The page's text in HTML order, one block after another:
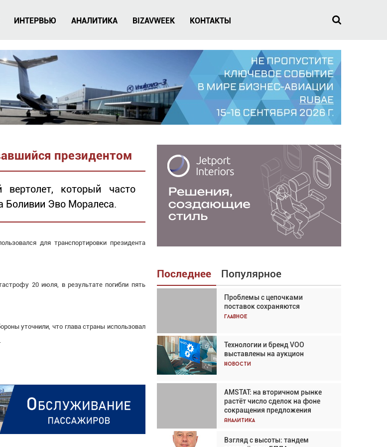
ИНТЕРВЬЮ АНАЛИТИКА BIZAVWEEK КОНТАКТЫ
президентом
вертолет, который часто
Боливии Эво Моралеса.
для транспортировки президента
20 июля, в результате погибли пять
уточнили, что глава страны использовал
Последнее Популярное
Проблемы с цепочками
поставок сохраняются
Главное
Технологии и бренд VOO
выставлены на аукцион
Новости
AMSTAT: на вторичном рынке
растёт число сделок на фоне
сокращения предложения
Аналитика
Взгляд с высоты: тандем
Взгляд с высоты: тандем
вертолётов и БПЛА в
спасательных операциях
Авиационный фотограф Дэйв
Кох: «Фотография говорит сама
за себя... а ИИ всё портит»
Проблемы с цепочками
поставок сохраняются
Аналитика
Частный самолёт – это актив.